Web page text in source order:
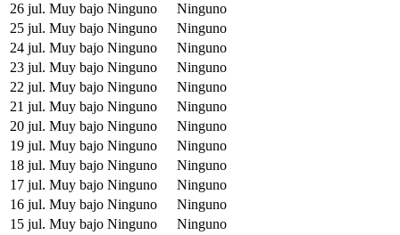
26 jul. Muy bajo Ninguno
Ninguno
25 jul. Muy bajo Ninguno
Ninguno
24 jul. Muy bajo Ninguno
Ninguno
23 jul. Muy bajo Ninguno
Ninguno
22 jul. Muy bajo Ninguno
Ninguno
21 jul. Muy bajo Ninguno
Ninguno
20 jul. Muy bajo Ninguno
Ninguno
19 jul. Muy bajo Ninguno
Ninguno
18 jul. Muy bajo Ninguno
Ninguno
17 jul. Muy bajo Ninguno
Ninguno
16 jul. Muy bajo Ninguno
Ninguno
15 jul. Muy bajo Ninguno
Ninguno